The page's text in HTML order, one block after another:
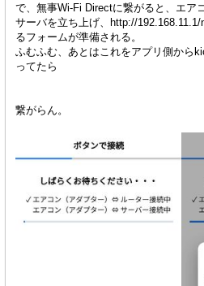
で、無事Wi-Fi Directに繋がると、エア
サーバを立ち上げ、http://
るフォームが準備される。
ふむふむ、あとはこれをアプリ側から
ってたら
繋がらん。